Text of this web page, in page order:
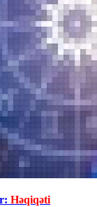
Həqiqəti